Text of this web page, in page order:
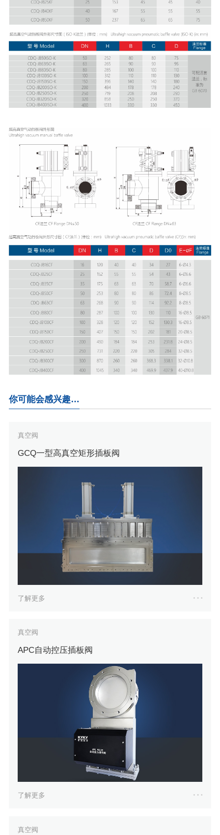
你可能会感兴趣…
真空阀
GCQ一型高真空矩形插板阀
了解更多
真空阀
APC自动控压插板阀
了解更多
真空阀